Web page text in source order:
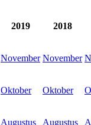
2019 2018
November November
Oktober Oktober
Augustus Augustus